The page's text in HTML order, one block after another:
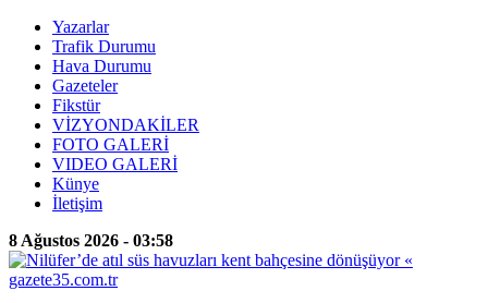
Yazarlar
Trafik Durumu
Hava Durumu
Gazeteler
Fikstür
VİZYONDAKİLER
FOTO GALERİ
VIDEO GALERİ
Künye
İletişim
8 Ağustos 2026 - 03:58